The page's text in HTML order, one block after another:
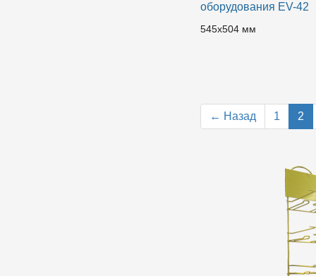
оборудования EV-42
545х504 мм
← Назад 1 2